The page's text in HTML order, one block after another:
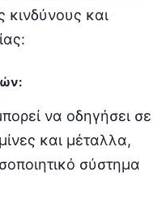
κινδύνους και
να οδηγήσει σε
και μέταλλα,
σύστημα